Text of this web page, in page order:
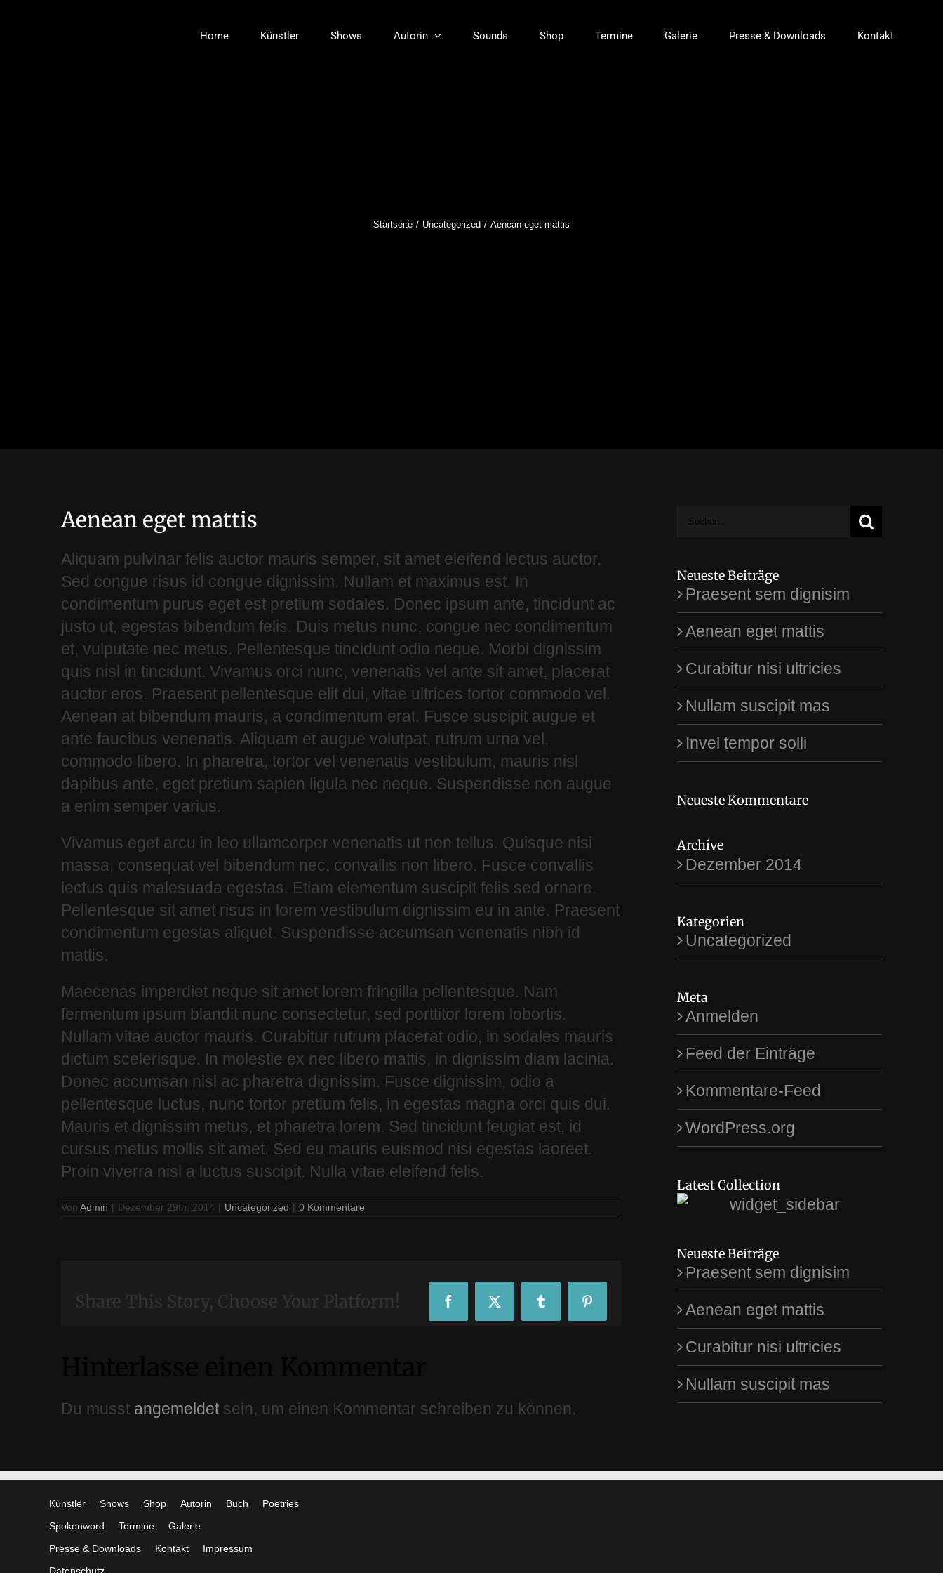
Home Künstler Shows Autorin Sounds Shop Termine Galerie Presse & Downloads Kontakt
Startseite Uncategorized Aenean eget mattis
Aenean eget mattis
Aliquam pulvinar felis auctor mauris semper, sit amet eleifend lectus auctor.
Sed congue risus id congue dignissim. Nullam et maximus est. In
condimentum purus eget est pretium sodales. Donec ipsum ante, tincidunt ac
justo ut, egestas bibendum felis. Duis metus nunc, congue nec condimentum
et, vulputate nec metus. Pellentesque tincidunt odio neque. Morbi dignissim
quis nisl in tincidunt. Vivamus orci nunc, venenatis vel ante sit amet, placerat
auctor eros. Praesent pellentesque elit dui, vitae ultrices tortor commodo vel.
Aenean at bibendum mauris, a condimentum erat. Fusce suscipit augue et
ante faucibus venenatis. Aliquam et augue volutpat, rutrum urna vel,
commodo libero. In pharetra, tortor vel venenatis vestibulum, mauris nisl
dapibus ante, eget pretium sapien ligula nec neque. Suspendisse non augue
a enim semper varius.
Vivamus eget arcu in leo ullamcorper venenatis ut non tellus. Quisque nisi
massa, consequat vel bibendum nec, convallis non libero. Fusce convallis
lectus quis malesuada egestas. Etiam elementum suscipit felis sed ornare.
Pellentesque sit amet risus in lorem vestibulum dignissim eu in ante. Praesent
condimentum egestas aliquet. Suspendisse accumsan venenatis nibh id
mattis.
Maecenas imperdiet neque sit amet lorem fringilla pellentesque. Nam
fermentum ipsum blandit nunc consectetur, sed porttitor lorem lobortis.
Nullam vitae auctor mauris. Curabitur rutrum placerat odio, in sodales mauris
dictum scelerisque. In molestie ex nec libero mattis, in dignissim diam lacinia.
Donec accumsan nisl ac pharetra dignissim. Fusce dignissim, odio a
pellentesque luctus, nunc tortor pretium felis, in egestas magna orci quis dui.
Mauris et dignissim metus, et pharetra lorem. Sed tincidunt feugiat est, id
cursus metus mollis sit amet. Sed eu mauris euismod nisi egestas laoreet.
Proin viverra nisl a luctus suscipit. Nulla vitae eleifend felis.
Von Admin | Dezember 29th, 2014 | Uncategorized | 0 Kommentare
Share This Story, Choose Your Platform! FacebookX Tumblr Pinterest
Du musst angemeldet sein, um einen Kommentar schreiben zu können.
Suche
Neueste Beiträge
Praesent sem dignisim
Aenean eget mattis
Curabitur nisi ultricies
Nullam suscipit mas
Invel tempor solli
Neueste Kommentare
Archive
Dezember 2014
Kategorien
Uncategorized
Meta
Anmelden
Feed der Einträge
Kommentare-Feed
WordPress.org
Latest Collection
Neueste Beiträge
Praesent sem dignisim
Aenean eget mattis
Curabitur nisi ultricies
Nullam suscipit mas
Künstler Shows Shop Autorin Buch
Poetries
Spokenword
Termine
Galerie
Presse & Downloads
Kontakt
Impressum